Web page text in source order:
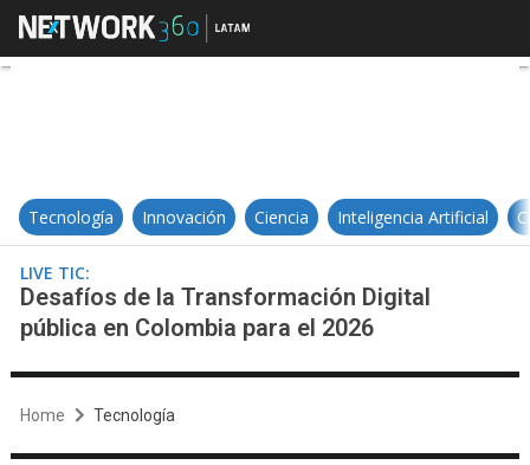
Desafíos de la Transformación
Tecnología Innovación Ciencia Inteligencia Artificial
LIVE TIC:
Desafíos de la Transformación Digital
pública en Colombia para el 2026
Home Tecnología